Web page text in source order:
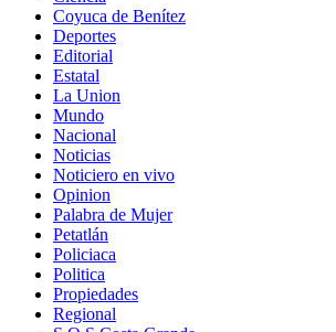
Coyuca de Benítez
Deportes
Editorial
Estatal
La Union
Mundo
Nacional
Noticias
Noticiero en vivo
Opinion
Palabra de Mujer
Petatlán
Policiaca
Politica
Propiedades
Regional